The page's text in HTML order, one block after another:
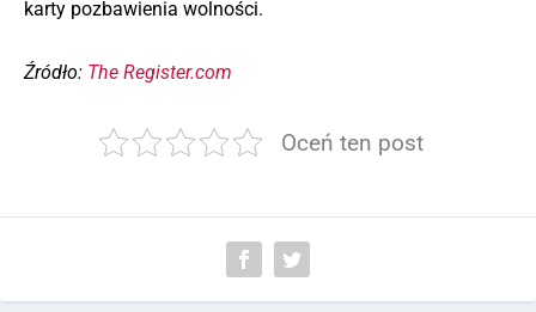
karty pozbawienia wolności.
Źródło: The Register.com
Oceń ten post